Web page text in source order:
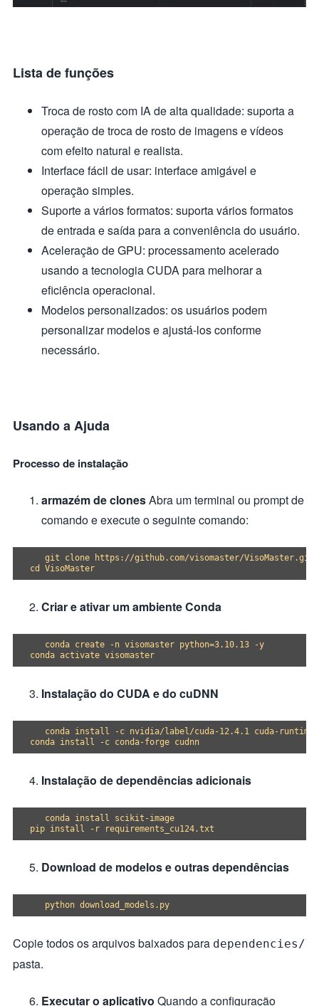
Lista de funções
Troca de rosto com IA de alta qualidade: suporta a
operação de troca de rosto de imagens e vídeos
com efeito natural e realista.
Interface fácil de usar: interface amigável e
operação simples.
Suporte a vários formatos: suporta vários formatos
de entrada e saída para a conveniência do usuário.
Aceleração de GPU: processamento acelerado
usando a tecnologia CUDA para melhorar a
eficiência operacional.
Modelos personalizados: os usuários podem
personalizar modelos e ajustá-los conforme
necessário.
Usando a Ajuda
Processo de instalação
armazém de clonesAbra um terminal ou prompt de
comando e execute o seguinte comando:
   git clone https://github.com/visomaster/VisoMaster.git
Criar e ativar um ambiente Conda
   conda create -n visomaster python=3.10.13 -y
Instalação do CUDA e do cuDNN
   conda install -c nvidia/label/cuda-12.4.1 cuda-runtime
Instalação de dependências adicionais
   conda install scikit-image
Download de modelos e outras dependências
Copie todos os arquivos baixados para dependencies/
pasta.
Executar o aplicativo Quando a configuração